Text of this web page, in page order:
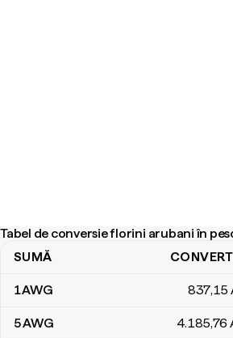
Tabel de conversie florini arubani în
Tabel de conversie florini arubani în pesos
SUMĂ
1AWG 837,15
5AWG 4.185,76